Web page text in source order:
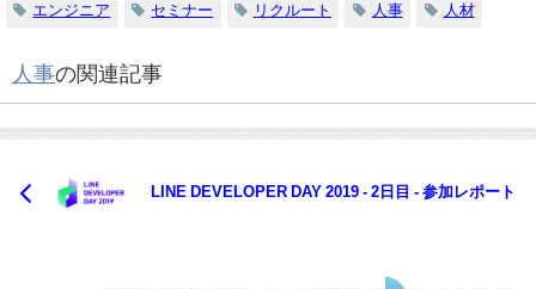
エンジニア セミナー リクルート 人事 人材
人事の関連記事
LINE DEVELOPER DAY 2019 - 2日目 - 参加レポート